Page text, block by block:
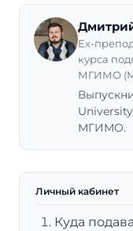
Ex-
курса
МГИМО
МГИМО.
Личный кабинет
Куда